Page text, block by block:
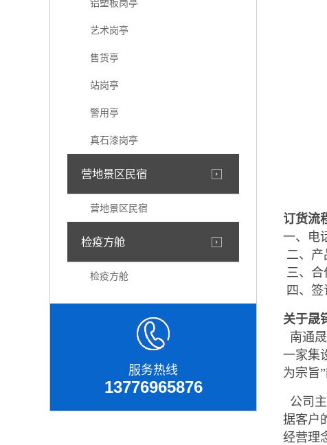
铝塑板岗亭
艺术岗亭
售货亭
站岗亭
警用亭
真石漆岗亭
营地景区民宿
营地景区民宿
检疫方舱
检疫方舱
服务热线
13776965876
订货流
一、电
二、产
三、合
四、
关于晟
南通
一家集
为宗旨
公司
据客户
经营理